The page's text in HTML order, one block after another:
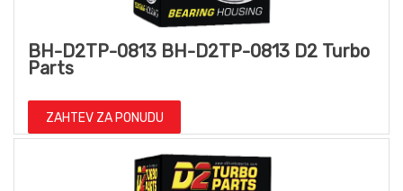
BH-D2TP-0813 BH-D2TP-0813 D2 Turbo
Parts
ZAHTEV ZA PONUDU